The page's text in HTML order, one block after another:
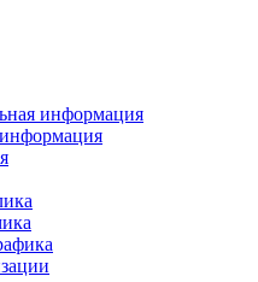
информация